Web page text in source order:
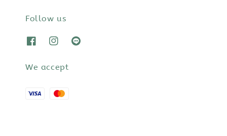
Follow us
We accept